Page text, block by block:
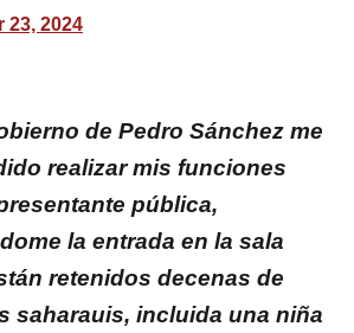
23, 2024
de Pedro Sánchez me
realizar mis funciones
pública,
la entrada en la sala
retenidos decenas de
saharauis, incluida una niña